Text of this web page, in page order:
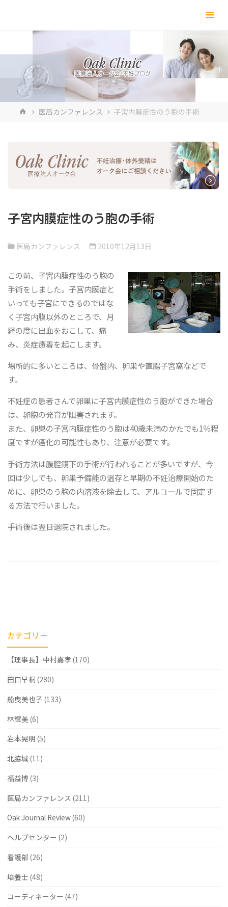
キ
ホ 医局カンファレンス 子宮内膜症性のう胞の手術
子宮内膜症性のう胞の手術
医局カンファレンス 2010年12月13日
この前、子宮内膜症性のう胞の
手術をしました。子宮内膜症と
いっても子宮にできるのではな
く子宮内膜以外のところで、月
経の度に出血をおこして、痛
み、炎症癒着を起こします。
場所的に多いところは、骨盤内、卵巣や直腸子宮窩などで
す。
不妊症の患者さんで卵巣に子宮内膜症性のう胞ができた場合
は、卵胞の発育が阻害されます。
また、卵巣の子宮内膜症性のう胞は40歳未満のかたでも1％程
度ですが癌化の可能性もあり、注意が必要です。
手術方法は腹腔鏡下の手術が行われることが多いですが、今
回は少しでも、卵巣予備能の温存と早期の不妊治療開始のた
めに、卵巣のう胞の内溶液を除去して、アルコールで固定す
る方法で行いました。
手術後は翌日退院されました。
カテゴリー
【理事長】中村嘉孝(170)
田口早桐 (280)
船曳美也子 (133)
林輝美 (6)
岩本晃明 (5)
北脇城 (11)
福益博 (3)
医局カンファレンス (211)
Oak Journal Review(60)
ヘルプセンター (2)
看護部 (26)
培養士 (48)
コーディネーター (47)